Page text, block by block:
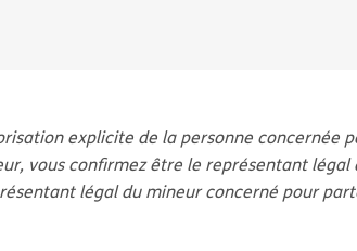
explicite de la personne concernée
vous confirmez être le représentant légal
légal du mineur concerné pour